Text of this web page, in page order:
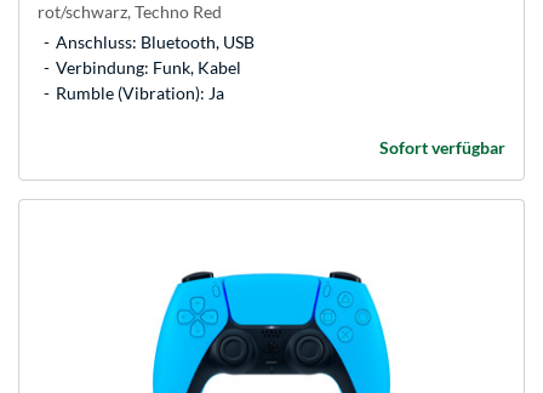
rot/schwarz, Techno Red
Anschluss: Bluetooth, USB
Verbindung: Funk, Kabel
Rumble (Vibration): Ja
Sofort verfügbar